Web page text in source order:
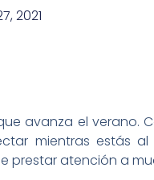
2021
avanza el verano.
mientras estás
prestar atención a